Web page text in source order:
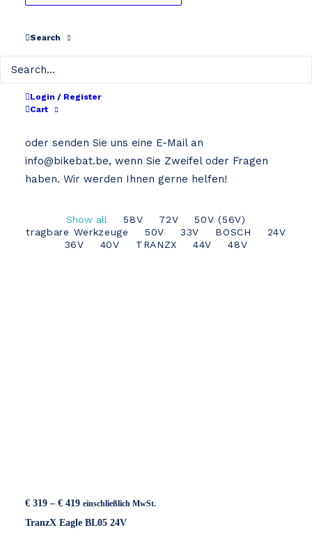
Search
Login / Register
Cart
RAT
oder senden Sie uns eine E-Mail an
info@bikebat.be, wenn Sie Zweifel oder Fragen
haben. Wir werden Ihnen gerne helfen!
Show all 58V 72V
50V (56V)
tragbare Werkzeuge
50V 33V BOSCH
24V
36V
40V TRANZX 44V 48V
€ 319 – € 419Preisspanne:
bis
einschließlich MwSt.
TranzX Eagle BL05 24V